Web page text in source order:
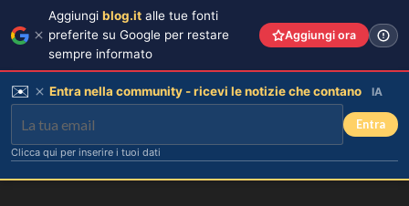
Aggiungi blog.it alle tue fonti
preferite su Google per restare
sempre informato
Aggiungi ora
✉️ Entra nella community - ricevi le notizie che contano IA
Entra
Clicca qui per inserire i tuoi dati